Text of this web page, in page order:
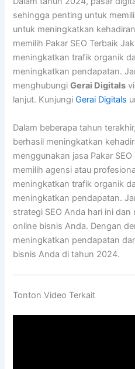
sehingga penting untuk
untuk meningkatkan
memilih Pakar SEO Terbaik
meningkatkan trafik organik
meningkatkan pendapatan.
menghubungiGerai Digitals
lanjut. KunjungiGerai Digitals
Dalam beberapa tahun
berhasil meningkatkan
menggunakan jasa Pakar
memilih agensi atau
meningkatkan trafik organik
meningkatkan pendapatan.
strategi SEO Anda hari ini
online bisnis Anda. Dengan
meningkatkan pendapatan
bisnis Anda di tahun 2024.
Tonton Video Terkait